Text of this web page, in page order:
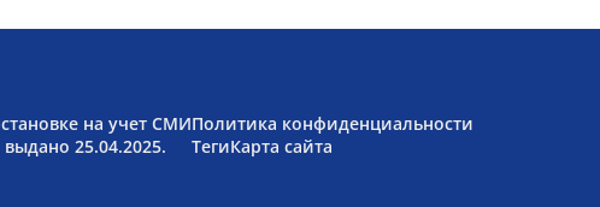
на учет СМИ
выдано 25.04.2025.
Политика конфиденциальности
ТегиКарта сайта